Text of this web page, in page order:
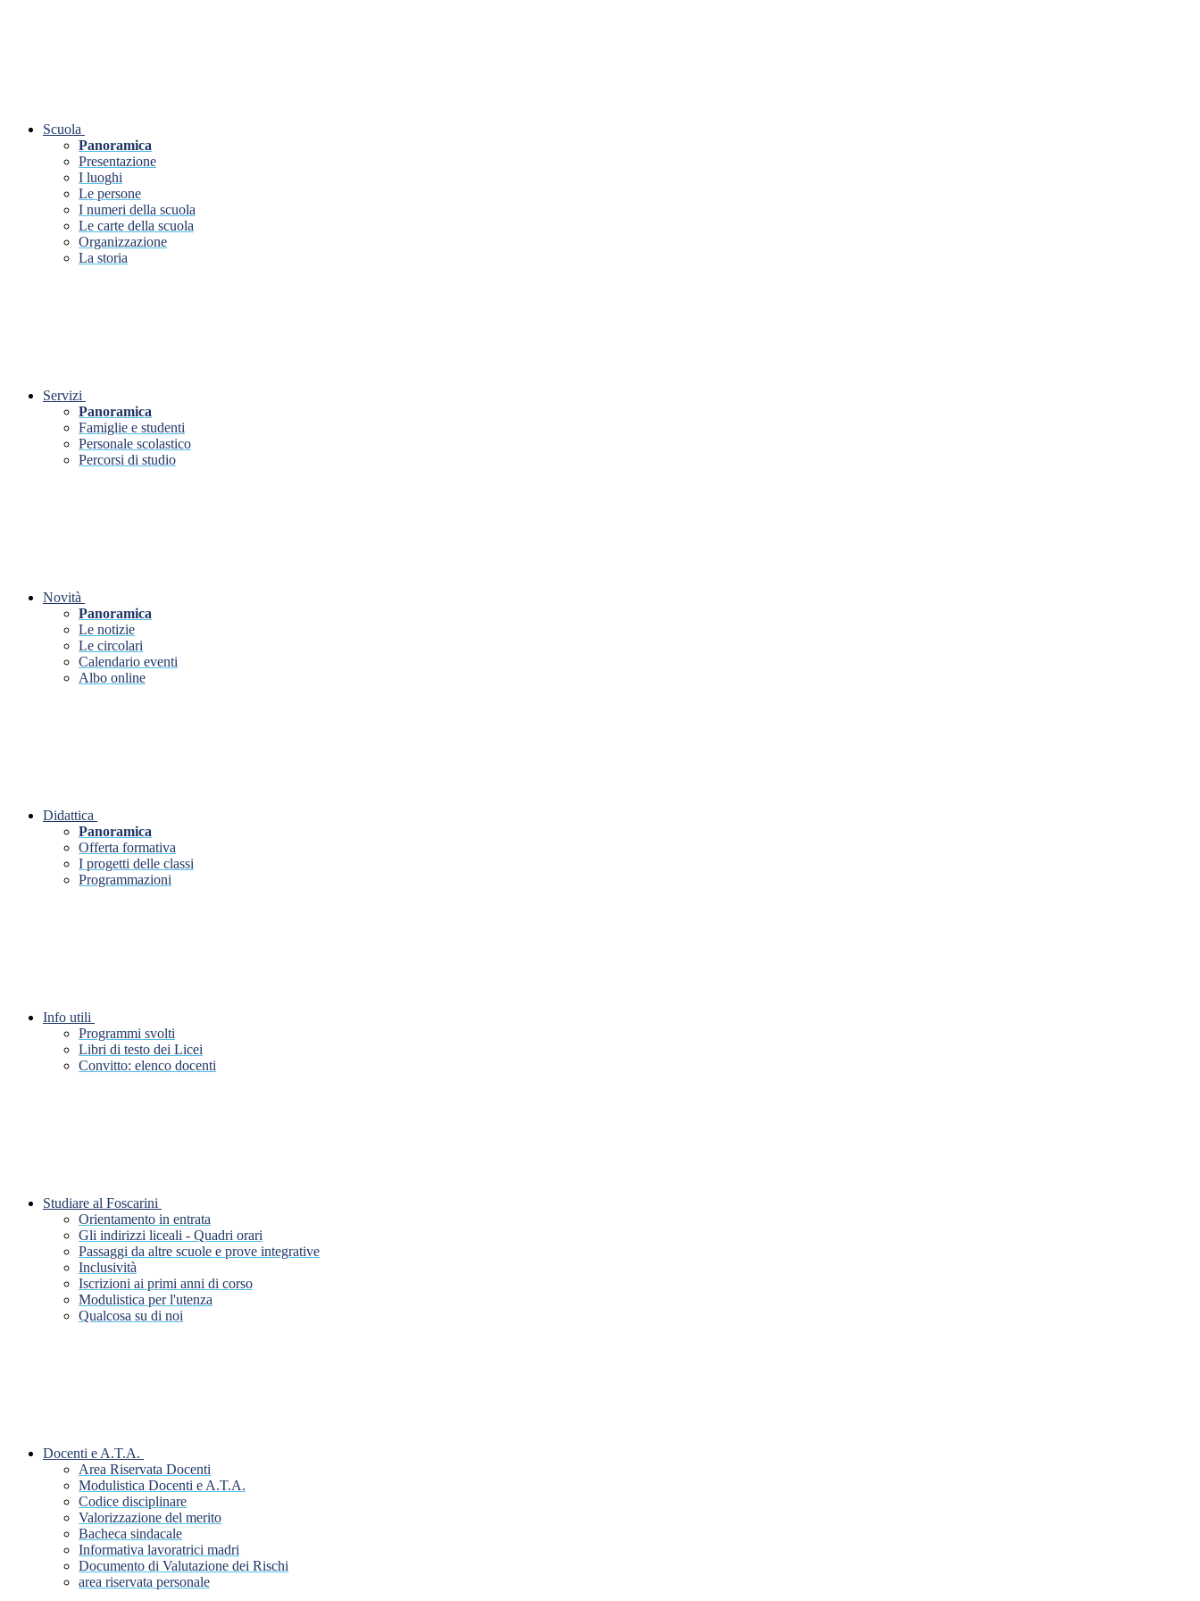
Scuola
Panoramica
Presentazione
I luoghi
Le persone
I numeri della scuola
Le carte della scuola
Organizzazione
La storia
Servizi
Panoramica
Famiglie e studenti
Personale scolastico
Percorsi di studio
Novità
Panoramica
Le notizie
Le circolari
Calendario eventi
Albo online
Didattica
Panoramica
Offerta formativa
I progetti delle classi
Programmazioni
Info utili
Programmi svolti
Libri di testo dei Licei
Convitto: elenco docenti
Studiare al Foscarini
Orientamento in entrata
Gli indirizzi liceali - Quadri orari
Passaggi da altre scuole e prove integrative
Inclusività
Iscrizioni ai primi anni di corso
Modulistica per l'utenza
Qualcosa su di noi
Docenti e A.T.A.
Area Riservata Docenti
Modulistica Docenti e A.T.A.
Codice disciplinare
Valorizzazione del merito
Bacheca sindacale
Informativa lavoratrici madri
Documento di Valutazione dei Rischi
area riservata personale